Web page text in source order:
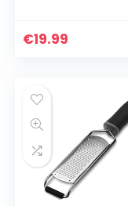
ronde
€19.99